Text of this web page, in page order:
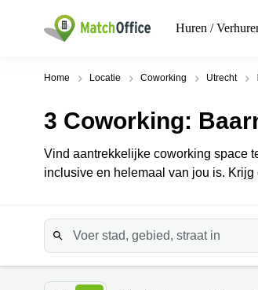
Huren /
Home Locatie Coworking Utrecht
3 Coworking:
Vind aantrekkelijke coworking space
inclusive en helemaal van jou is.